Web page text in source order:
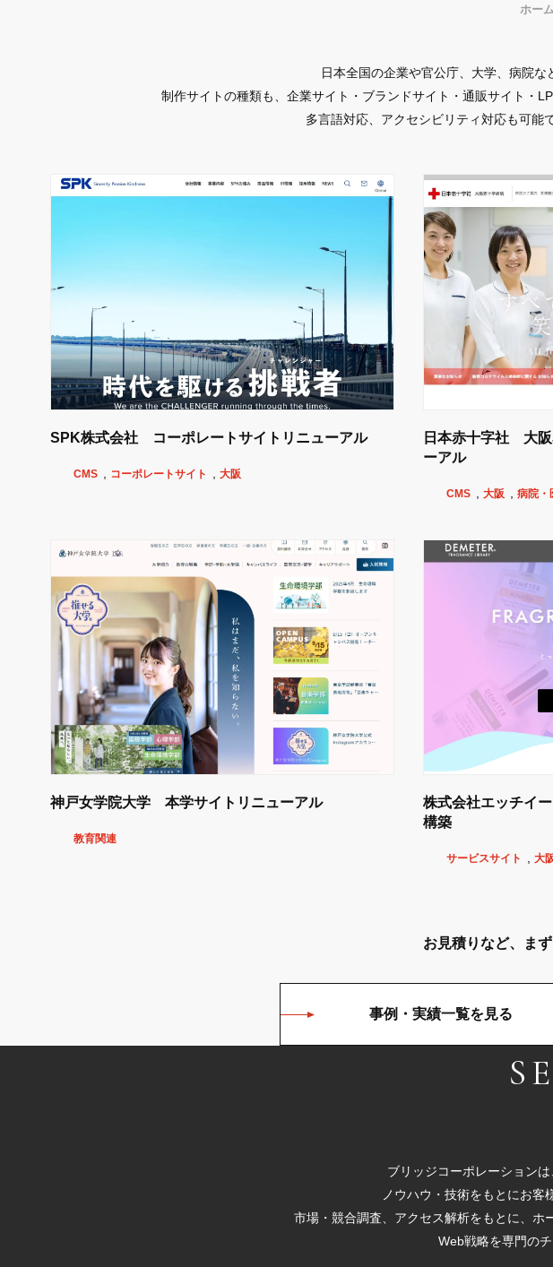
ホー
日本全国の企業や官公庁、大学、病院な
制作サイトの種類も、企業サイト・ブランドサイト・通販サイト・
多言語対応、アクセシビリティ対応も可能
SPK株式会社 コーポレートサイトリニューアル
CMS コーポレートサイト 大阪
日本赤十字社 大
ーアル
CMS 大阪 病院・
神戸女学院大学 本学サイトリニューアル
教育関連
株式会社エッチイ
構築
サービスサイト 大
お見積りなど、ま
事例・実績一覧を見る
ブリッジコーポレーション
ノウハウ・技術をもとにお客
市場・競合調査、アクセス解析をもとに、ホ
Web戦略を専門の